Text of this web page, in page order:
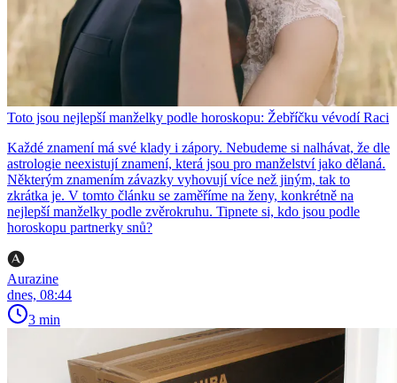
Toto jsou nejlepší manželky podle horoskopu: Žebříčku vévodí Raci
Každé znamení má své klady i zápory. Nebudeme si nalhávat, že dle
astrologie neexistují znamení, která jsou pro manželství jako dělaná.
Některým znamením závazky vyhovují více než jiným, tak to
zkrátka je. V tomto článku se zaměříme na ženy, konkrétně na
nejlepší manželky podle zvěrokruhu. Tipnete si, kdo jsou podle
horoskopu partnerky snů?
Aurazine
dnes, 08:44
3 min